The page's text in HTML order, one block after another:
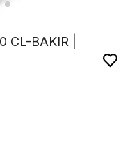
CL-BAKIR |